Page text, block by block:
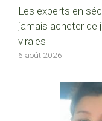
Les experts en
jamais acheter de
virales
6 août 2026